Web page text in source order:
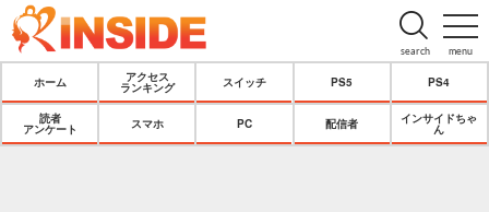
menu
search
ホーム
アクセス
ランキング
スイッチ PS5 PS4
読者
アンケート
スマホ PC 配信者
インサイドちゃ
ん